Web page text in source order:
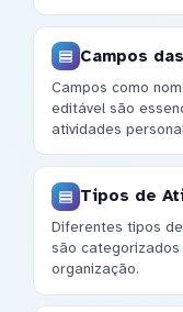
Campos
Campos como
editável são
atividades
Tipos de
Diferentes tipos
são
organização.